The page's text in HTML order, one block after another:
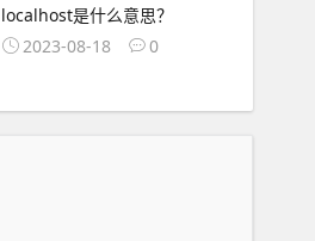
localhost是什么意思？
2023-08-18
0